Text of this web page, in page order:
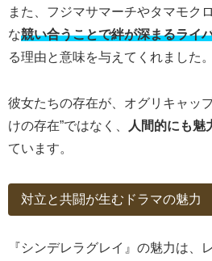
また、フジマサマーチやタマモク
な競い合うことで絆が深まるライ
る理由と意味を与えてくれました。
彼女たちの存在が、オグリキャッ
けの存在”ではなく、
人間的にも魅
ています。
対立と共闘が生むドラマの魅力
『シンデレラグレイ』の魅力は、